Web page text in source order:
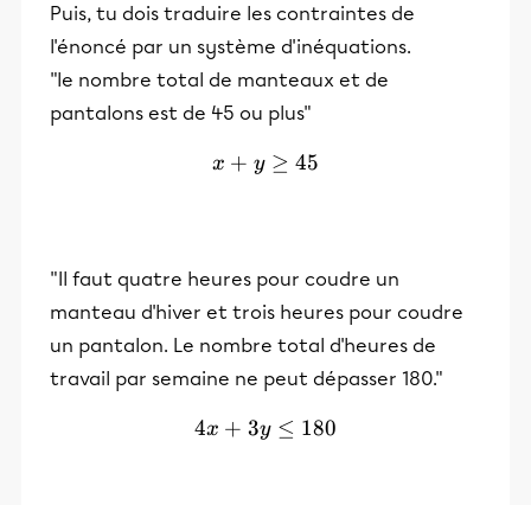
Puis, tu dois traduire les contraintes de
l'énoncé par un système d'inéquations.
"le nombre total de manteaux et de
pantalons est de 45 ou plus"
x + y ≥ 45
x + y ≥ 45
"Il faut quatre heures pour coudre un
manteau d'hiver et trois heures pour coudre
un pantalon. Le nombre total d'heures de
travail par semaine ne peut dépasser 180."
4x + 3y ≤ 180
4x + 3y ≤ 180